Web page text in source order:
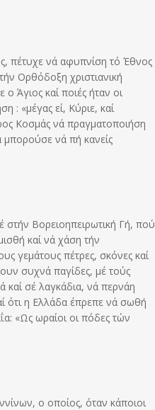
πέτυχε νά αφυπνίση τό Έθνος
Ορθόδοξη χριστιανική
Άγιος καί ποιές ήταν οι
: «μέγας εί, Κύριε, καί
Κοσμάς νά πραγματοποιήση
μπορούσε νά πή κανείς
στήν Βορειοηπειρωτική Γή, πού
καί νά χάση τήν
γεμάτους πέτρες, σκόνες καί
συχνά παγίδες, μέ τούς
καί σέ λαγκάδια, νά περνάη
ότι η Ελλάδα έπρεπε νά σωθή
«Ως ωραίοι οι πόδες τών
ο οποίος, όταν κάποιοι